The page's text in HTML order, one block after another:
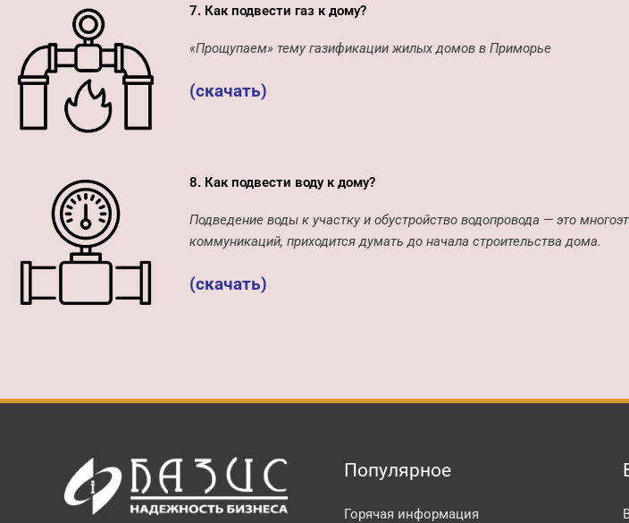
7. Как подвести газ к дому?
«Прощупаем» тему газификации жилых домов в Приморье
(скачать)
8. Как подвести воду к дому?
Подведение воды к участку и обустройство водопровода — это
коммуникаций, приходится думать до начала строительства дома.
(скачать)
Популярное
Горячая информация